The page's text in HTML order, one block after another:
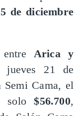
de diciembre
Arica y
21 de
Semi Cama, el
solo$56.700,